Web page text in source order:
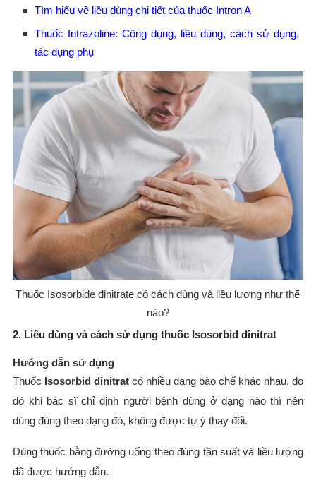
Tìm hiểu về liều dùng chi tiết của thuốc Intron A
Thuốc Intrazoline: Công dụng, liều dùng, cách sử dụng,
tác dụng phụ
Thuốc Isosorbide dinitrate có cách dùng và liều lượng như thế
nào?
2. Liều dùng và cách sử dụng thuốc Isosorbid dinitrat
Hướng dẫn sử dụng
Thuốc Isosorbid dinitrat có nhiều dạng bào chế khác nhau, do
đó khi bác sĩ chỉ định người bệnh dùng ở dạng nào thì nên
dùng đúng theo dạng đó, không được tự ý thay đổi.
Dùng thuốc bằng đường uống theo đúng tần suất và liều lượng
đã được hướng dẫn.